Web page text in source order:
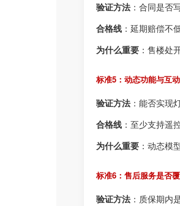
验证方法 ：合同是否
合格线 ：延期赔偿不
为什么重要 ：售楼处
标准5：动态功能与互
验证方法 ：能否实现
合格线 ：至少支持遥
为什么重要 ：动态模
标准6：售后服务是否
验证方法 ：质保期内